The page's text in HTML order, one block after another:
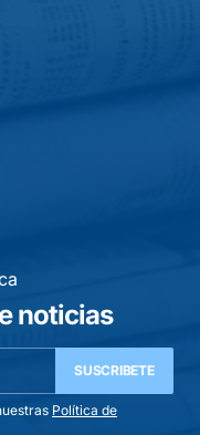
noticias
SUSCRIBETE
Política de